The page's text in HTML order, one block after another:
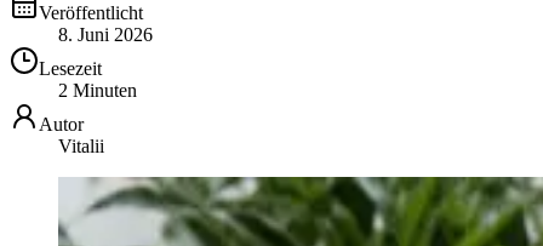
Veröffentlicht
8. Juni 2026
Lesezeit
2 Minuten
Autor
Vitalii